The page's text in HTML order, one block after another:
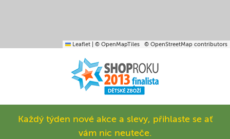
Leaflet © OpenMapTiles © OpenStreetMap contributors
Každý týden nové akce a slevy, přihlaste se ať
vám nic neuteče.